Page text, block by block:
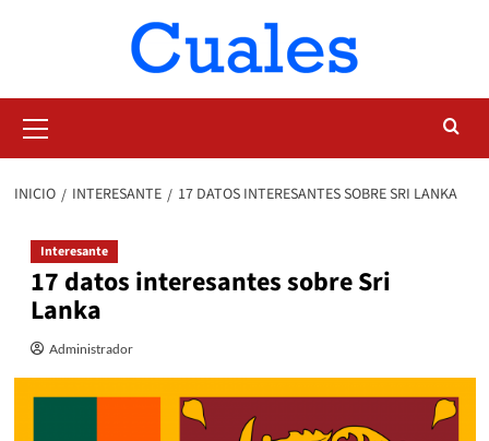
primario
INICIO INTERESANTE 17 DATOS INTERESANTES SOBRE SRI LANKA
Interesante
17 datos interesantes sobre Sri
Lanka
Administrador